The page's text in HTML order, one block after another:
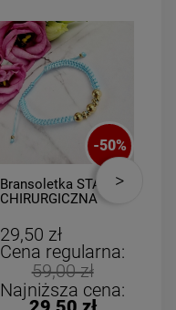
-50%
Bransoletka STAL
CHIRURGICZNA
turkusowy sznurek
złote kulki
29,50 zł
Cena regularna:
59,00 zł
Najniższa cena: